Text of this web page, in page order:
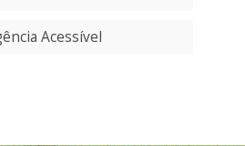
Acessível